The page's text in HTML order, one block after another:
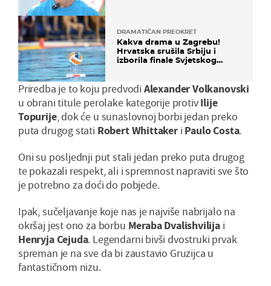
DRAMATIČAN PREOKRET
Kakva drama u Zagrebu!
Hrvatska srušila Srbiju i
izborila finale Svjetskog
Priredba je to koju predvodi Alexander Volkanovski
u obrani titule perolake kategorije protivIlije
Topurije, dok će u sunaslovnoj borbi jedan preko
puta drugog stati Robert Whittakeri Paulo Costa.
Oni su posljednji put stali jedan preko puta drugog
te pokazali respekt, ali i spremnost napraviti sve što
je potrebno za doći do pobjede.
Ipak, sučeljavanje koje nas je najviše nabrijalo na
okršaj jest ono za borbu Meraba Dvalishvilijai
Henryja Cejuda. Legendarni bivši dvostruki prvak
spreman je na sve da bi zaustavio Gruzijca u
fantastičnom nizu.